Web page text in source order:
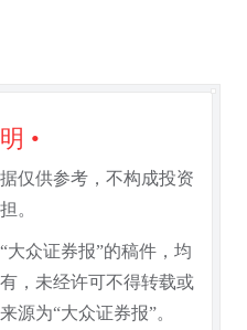
•
仅供参考，不构成投资
。
大众证券报”的稿件，均
，未经许可不得转载或
源为“大众证券报”。